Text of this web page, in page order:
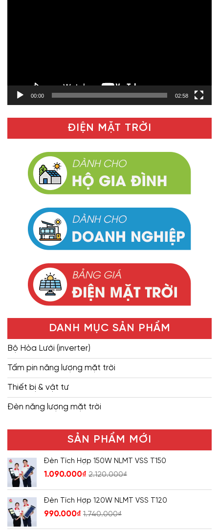
00:00 02:58
ĐIỆN MẶT TRỜI
DANH MỤC SẢN PHẨM
Bộ Hòa Lưới (inverter)
Tấm pin năng lượng mặt trời
Thiết bị & vật tư
Đèn năng lượng mặt trời
SẢN PHẨM MỚI
Đèn Tích Hợp 150W NLMT VSS T150
1.090.000₫ 2.120.000₫
Đèn Tích Hợp 120W NLMT VSS T120
990.000₫ 1.740.000₫